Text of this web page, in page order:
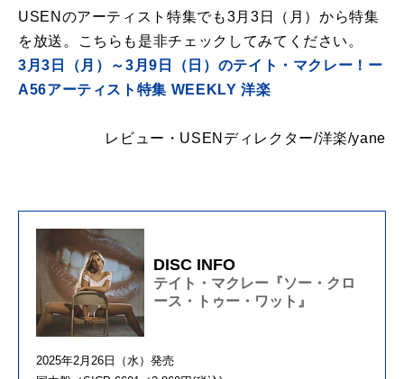
USENのアーティスト特集でも3月3日（月）から特集
を放送。こちらも是非チェックしてみてください。
3月3日（月）～3月9日（日）のテイト・マクレー！ー
A56アーティスト特集 WEEKLY 洋楽
レビュー・USENディレクター/洋楽/yane
DISC INFO
テイト・マクレー『ソー・クロ
ース・トゥー・ワット』
2025年2月26日（水）発売